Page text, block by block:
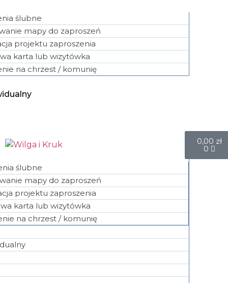
ślubne
mapy do zaproszeń
projektu zaproszenia
karta lub wizytówka
na chrzest / komunię
ślubne
mapy do zaproszeń
projektu zaproszenia
karta lub wizytówka
na chrzest / komunię
0,00 zł
0